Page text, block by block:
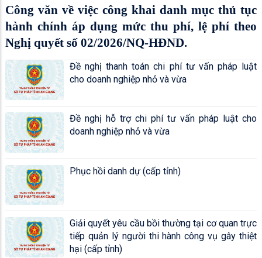
Công văn về việc công khai danh mục thủ tục
hành chính áp dụng mức thu phí, lệ phí theo
Nghị quyết số 02/2026/NQ-HĐND.
Đề nghị thanh toán chi phí tư vấn pháp luật
cho doanh nghiệp nhỏ và vừa
Đề nghị hỗ trợ chi phí tư vấn pháp luật cho
doanh nghiệp nhỏ và vừa
Phục hồi danh dự (cấp tỉnh)
Giải quyết yêu cầu bồi thường tại cơ quan trực
tiếp quản lý người thi hành công vụ gây thiệt
hại (cấp tỉnh)